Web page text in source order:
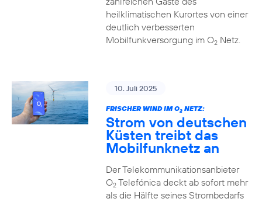
heilklimatischen Kurortes von einer
deutlich verbesserten
Mobilfunkversorgung im O2Netz.
10. Juli 2025
FRISCHER WIND IM O2NETZ:
Strom von deutschen
Küsten treibt das
Mobilfunknetz an
Der Telekommunikationsanbieter
O2Telefónica deckt ab sofort mehr
als die Hälfte seines Strombedarfs